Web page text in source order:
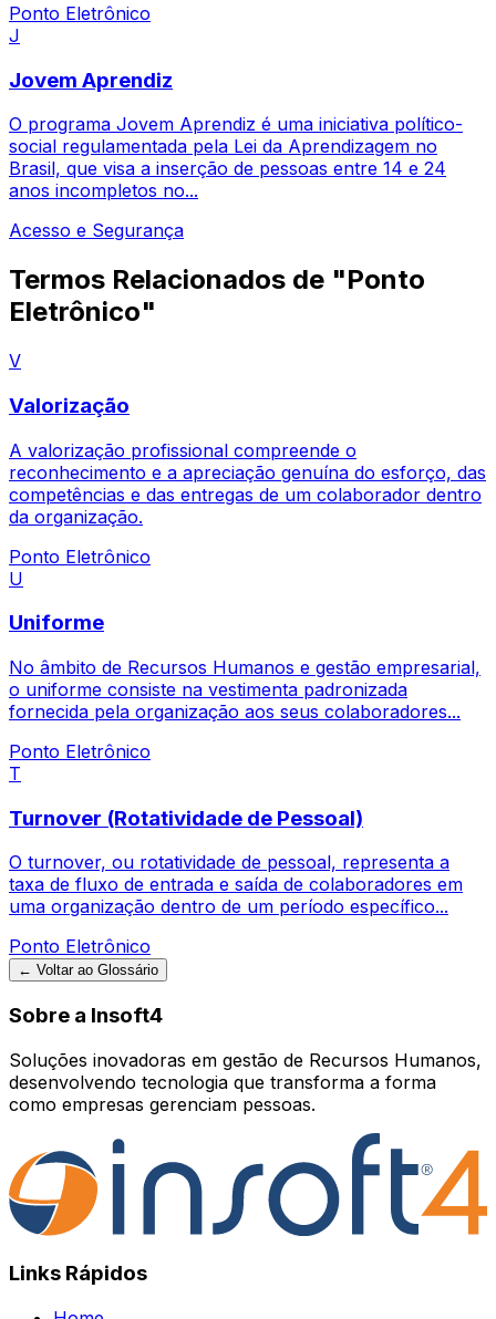
Ponto Eletrônico
J
Jovem Aprendiz
O programa Jovem Aprendiz é uma iniciativa político-
social regulamentada pela Lei da Aprendizagem no
Brasil, que visa a inserção de pessoas entre 14 e 24
anos incompletos no...
Acesso e Segurança
Termos Relacionados de "Ponto
Eletrônico"
V
Valorização
A valorização profissional compreende o
reconhecimento e a apreciação genuína do esforço, das
competências e das entregas de um colaborador dentro
da organização.
Ponto Eletrônico
U
Uniforme
No âmbito de Recursos Humanos e gestão empresarial,
o uniforme consiste na vestimenta padronizada
fornecida pela organização aos seus colaboradores...
Ponto Eletrônico
T
Turnover (Rotatividade de Pessoal)
O turnover, ou rotatividade de pessoal, representa a
taxa de fluxo de entrada e saída de colaboradores em
uma organização dentro de um período específico...
Ponto Eletrônico
← Voltar ao Glossário
Sobre a Insoft4
Soluções inovadoras em gestão de Recursos Humanos,
desenvolvendo tecnologia que transforma a forma
como empresas gerenciam pessoas.
Links Rápidos